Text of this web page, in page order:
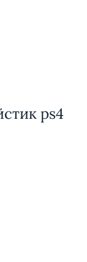
ps4